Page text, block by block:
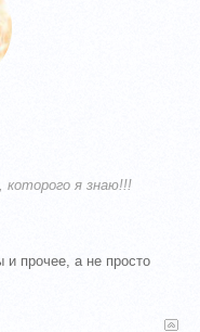
которого я знаю!!!
и прочее, а не просто